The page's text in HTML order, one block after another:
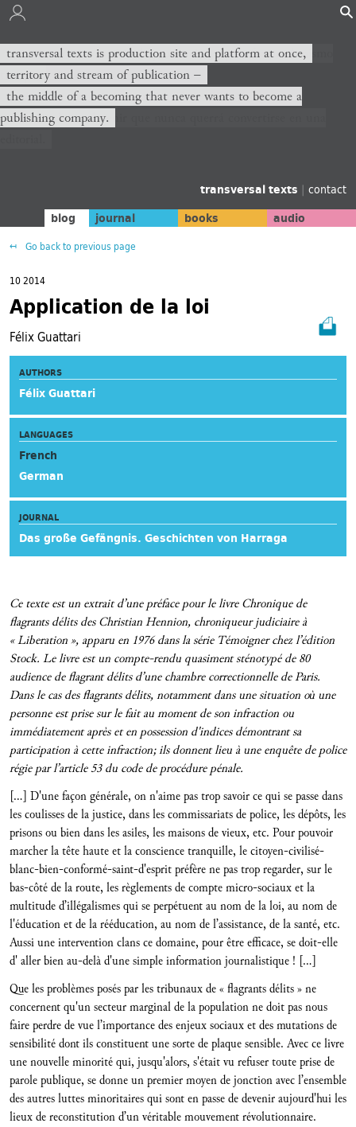
transversal texts es sitio de producción y plataforma al mismo
tiempo,
territorio y corriente de publicación −
el medio de un devenir que nunca querrá convertirse en una
transversal texts is production site and platform at once,
territory and stream of publication −
the middle of a becoming that never wants to become a
publishing company.
transversal texts | contact
blog journal books audio
Go back to previous page
10 2014
Application de la loi
Félix Guattari
AUTHORS
Félix Guattari
LANGUAGES
French
German
JOURNAL
Das große Gefängnis. Geschichten von Harraga
Ce texte est un extrait d’une préface pour le livre Chronique de
flagrants délits des Christian Hennion, chroniqueur judiciaire à
« Liberation », apparu en 1976 dans la série Témoigner chez l’édition
Stock. Le livre est un compte-rendu quasiment sténotypé de 80
audience de flagrant délits d’une chambre correctionnelle de Paris.
Dans le cas des flagrants délits, notamment dans une situation où une
personne est prise sur le fait au moment de son infraction ou
immédiatement après et en possession d'indices démontrant sa
participation à cette infraction; ils donnent lieu à une enquête de police
régie par l’article 53 du code de procédure pénale.
[…] D'une façon générale, on n'aime pas trop savoir ce qui se passe dans
les coulisses de la justice, dans les commissariats de police, les dépôts, les
prisons ou bien dans les asiles, les maisons de vieux, etc. Pour pouvoir
marcher la tête haute et la conscience tranquille, le citoyen-civilisé-
blanc-bien-conformé-saint-d'esprit préfère ne pas trop regarder, sur le
bas-côté de la route, les règlements de compte micro-sociaux et la
multitude d’illégalismes qui se perpétuent au nom de la loi, au nom de
l'éducation et de la rééducation, au nom de l’assistance, de la santé, etc.
Aussi une intervention clans ce domaine, pour être efficace, se doit-elle
d' aller bien au-delà d'une simple information journalistique ! […]
Que les problèmes posés par les tribunaux de « flagrants délits » ne
concernent qu'un secteur marginal de la population ne doit pas nous
faire perdre de vue l’importance des enjeux sociaux et des mutations de
sensibilité dont ils constituent une sorte de plaque sensible. Avec ce livre
une nouvelle minorité qui, jusqu'alors, s'était vu refuser toute prise de
parole publique, se donne un premier moyen de jonction avec l’ensemble
des autres luttes minoritaires qui sont en passe de devenir aujourd'hui les
lieux de reconstitution d’un véritable mouvement révolutionnaire.